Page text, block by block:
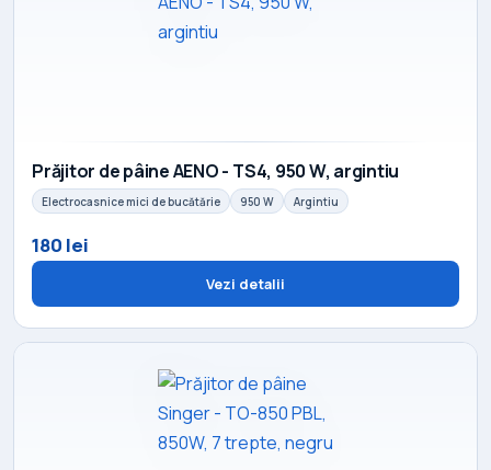
Prăjitor de pâine AENO - TS4, 950 W, argintiu
Electrocasnice mici de bucătărie 950 W Argintiu
180 lei
Vezi detalii